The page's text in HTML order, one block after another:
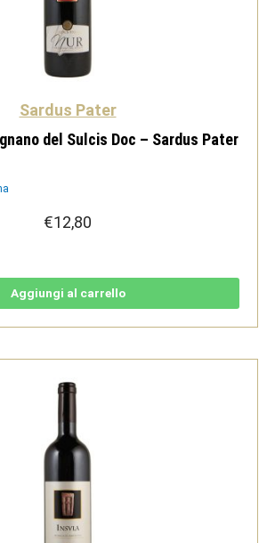
Sardus Pater
del Sulcis Doc – Sardus Pater
€12,80
Aggiungi al carrello